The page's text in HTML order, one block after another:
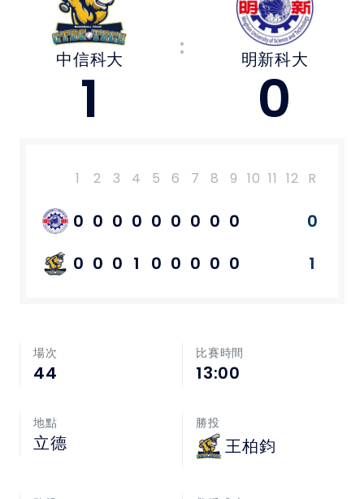
媒體文章
下載專區
中華民國大專院校體育總會
中信科大
1
: 明新科大
0
1 2 3 4 5 6 7 8 9 10 11 12 R
0 0 0 0 0 0 0 0 0 0
0 0 0 1 0 0 0 0 0 1
場次
44
比賽時間
13:00
地點
立德
勝投
王柏鈞